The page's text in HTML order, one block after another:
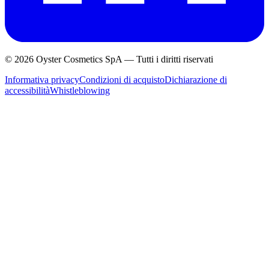
© 2026 Oyster Cosmetics SpA — Tutti i diritti riservati
Informativa privacyCondizioni di acquistoDichiarazione di
accessibilitàWhistleblowing